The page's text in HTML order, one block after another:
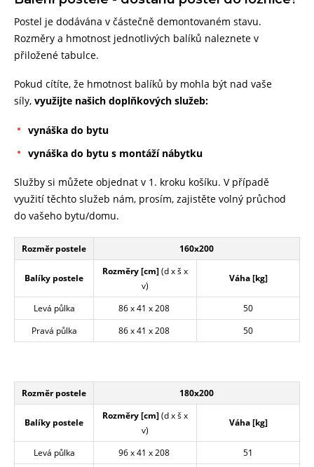
Postel je dodávána v částečně demontovaném stavu.
Rozměry a hmotnost jednotlivých balíků naleznete v
přiložené tabulce.
Pokud cítíte, že hmotnost balíků by mohla být nad vaše
síly, využijte našich doplňkových služeb:
vynáška do bytu
vynáška do bytu s montáží nábytku
Služby si můžete objednat v 1. kroku košíku. V případě
využití těchto služeb nám, prosím, zajistěte volný průchod
do vašeho bytu/domu.
Rozměr postele 160x200
Balíky postele
Rozměry [cm](d x š x
v)
Váha [kg]
Levá půlka 86 x 41 x 208
50
Pravá půlka
86 x 41 x 208 50
Rozměr postele 180x200
Balíky postele
Rozměry [cm](d x š x
v)
Váha [kg]
Levá půlka 96 x 41 x 208
51